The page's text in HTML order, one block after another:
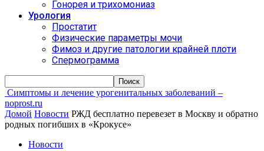
Гонорея и трихомониаз
Урология
Простатит
Физические параметры мочи
Фимоз и другие патологии крайней плоти
Спермограмма
Симптомы и лечение урогенитальных заболеваний –
noprost.ru
Домой Новости РЖД бесплатно перевезет в Москву и обратно
родных погибших в «Крокусе»
Новости